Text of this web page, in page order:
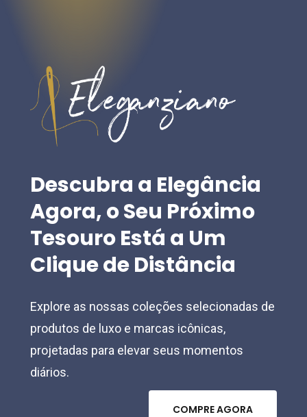
Descubra a Elegância
Agora,oSeu Próximo
TesouroEstá a Um
CliquedeDistância
Explore as nossas coleções selecionadas de
produtos de luxo e marcas icônicas,
projetadas para elevar seus momentos
diários.
COMPREAGORA